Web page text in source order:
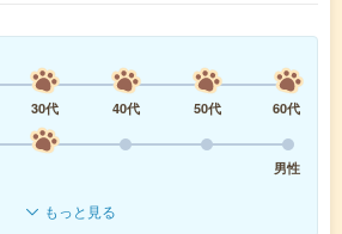
30代 40代 50代
60代
男性
もっと見る